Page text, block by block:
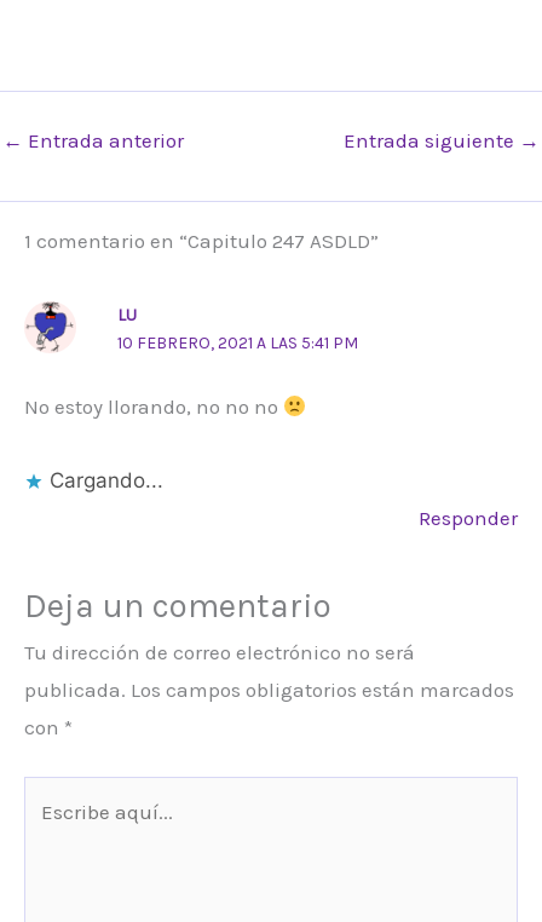
← Entrada anterior Entrada siguiente →
1 comentario en “Capitulo 247 ASDLD”
LU
10 FEBRERO, 2021 A LAS 5:41 PM
No estoy llorando, no no no
Cargando...
Responder
Deja un comentario
Tu dirección de correo electrónico no será
publicada. Los campos obligatorios están marcados
con *